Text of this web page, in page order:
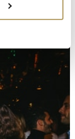
Lage
genau sein
identifizieren
Daten
im
Anzeigen zu
anbieten